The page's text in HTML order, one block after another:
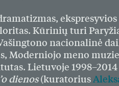
Kūrinių turi
nacionalinė
Moderniojo meno
Lietuvoje
dienos(kuratorius